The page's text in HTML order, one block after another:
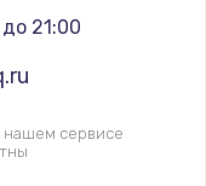
21:00
нашем сервисе